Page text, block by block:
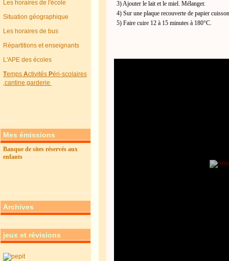
Les horaires de l'école
Situation géographique
Les horaires de bus
Répartitions et enseignants
L'APE des écoles
TempsActivitésPéri-scolaires
,cantine,garderie
Mes émissions
Banque de sites réservés aux
enfants
Archives
jeux et révisions
3) Ajouter le lait et le miel. Mélanger.
4) Sur une plaque recouverte de papier
5) Faire cuire 12 à 15 minutes à 180°C.